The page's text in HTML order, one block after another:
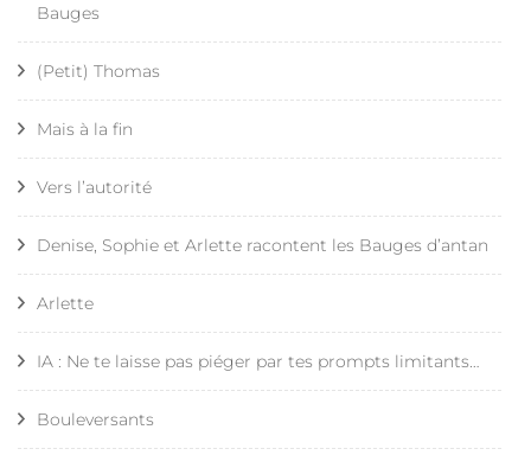
Bauges
(Petit) Thomas
Mais à la fin
Vers l’autorité
Denise, Sophie et Arlette racontent les Bauges d’antan
Arlette
IA : Ne te laisse pas piéger par tes prompts limitants…
Bouleversants